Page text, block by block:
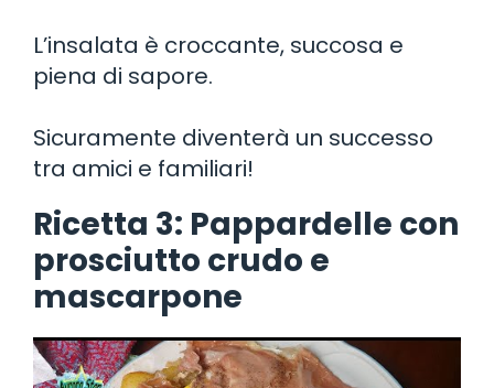
L’insalata è croccante, succosa e
piena di sapore.
Sicuramente diventerà un successo
tra amici e familiari!
Ricetta 3: Pappardelle con
prosciutto crudo e
mascarpone